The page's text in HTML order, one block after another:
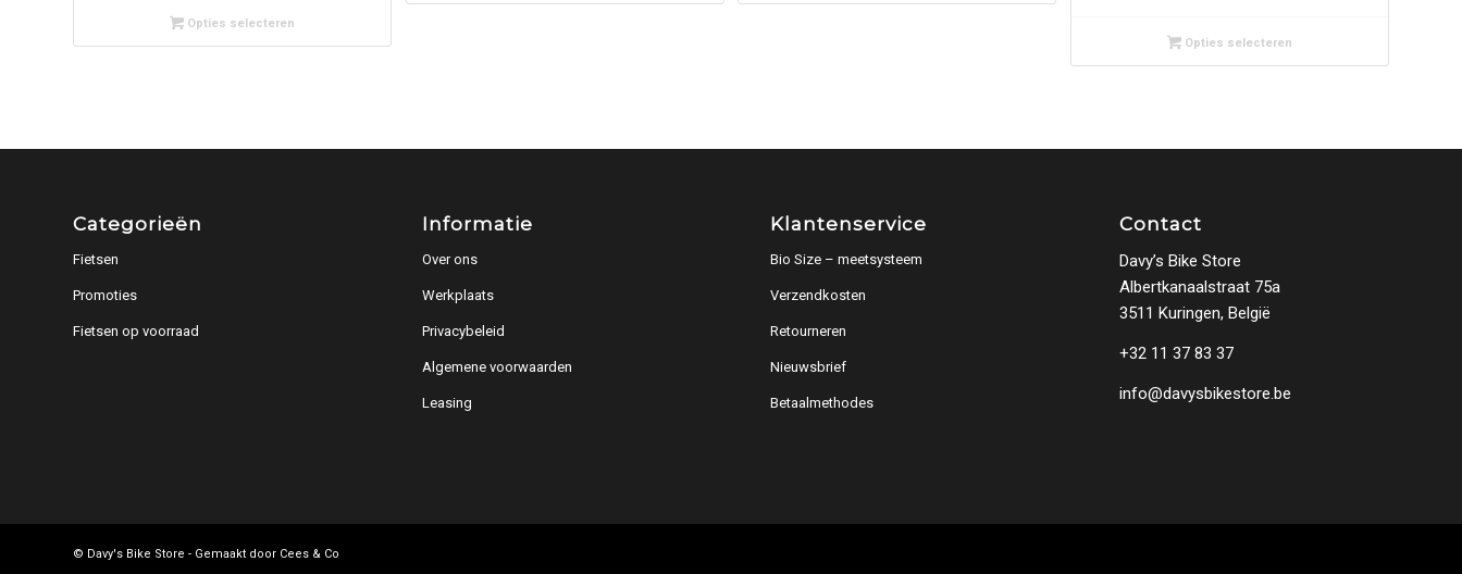
Opties selecteren
Opties selecteren
Categorieën
Fietsen
Promoties
Fietsen op voorraad
Informatie
Over ons
Werkplaats
Privacybeleid
Algemene voorwaarden
Leasing
Klantenservice
Bio Size – meetsysteem
Verzendkosten
Retourneren
Nieuwsbrief
Betaalmethodes
Contact
Davy’s Bike Store
Albertkanaalstraat 75a
3511 Kuringen, België
+32 11 37 83 37
info@davysbikestore.be
© Davy's Bike Store - Gemaakt door Cees & Co